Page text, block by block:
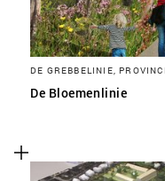
DE GREBBELINIE,
De Bloemenlinie